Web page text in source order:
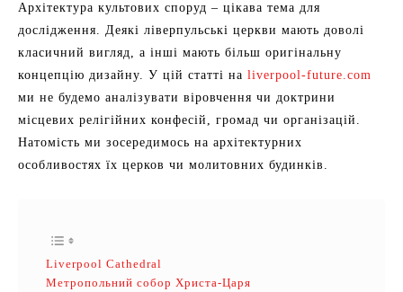
Архітектура культових споруд – цікава тема для
дослідження. Деякі ліверпульські церкви мають доволі
класичний вигляд, а інші мають більш оригінальну
концепцію дизайну. У цій статті на liverpool-future.com
ми не будемо аналізувати віровчення чи доктрини
місцевих релігійних конфесій, громад чи організацій.
Натомість ми зосередимось на архітектурних
особливостях їх церков чи молитовних будинків.
Liverpool Cathedral
Метропольний собор Христа-Царя